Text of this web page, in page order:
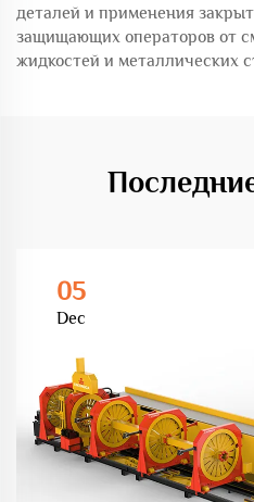
деталей и применения
защищающих операторов от
жидкостей и металлических
05
Dec